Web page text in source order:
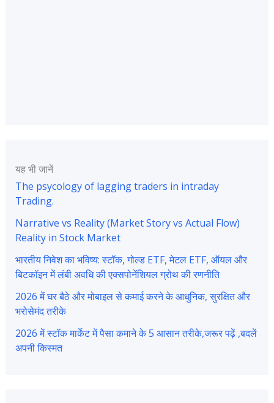
यह भी जानें
The psycology of lagging traders in intraday
Trading.
Narrative vs Reality (Market Story vs Actual Flow)
Reality in Stock Market
भारतीय निवेश का भविष्य: स्टॉक, गोल्ड ETF, मेटल ETF, ऑयल और
बिटकॉइन में लंबी अवधि की एक्सपोनेंशियल ग्रोथ की रणनीति
2026 में घर बैठे और मोबाइल से कमाई करने के आधुनिक, सुरक्षित और
भरोसेमंद तरीके
2026 में स्टॉक मार्केट में पैसा कमाने के 5 आसान तरीके,जरूर पढ़ें ,बदलें
अपनी किस्मत